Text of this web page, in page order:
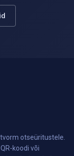
otseüritustele.
koodi või